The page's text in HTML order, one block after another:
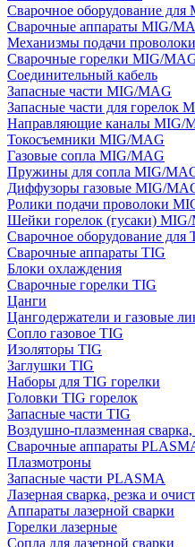
Сварочное оборудование для
Сварочные аппараты MIG/
Механизмы подачи
Сварочные горелки MIG/
Соединительный кабель
Запасные части MIG/MAG
Запасные части для горелок
Направляющие каналы MIG/
Токосъемники MIG/MAG
Газовые сопла MIG/MAG
Пружины для сопла MIG/
Диффузоры газовые MIG/
Ролики подачи проволоки
Шейки горелок (гусаки)
Сварочное оборудование для
Сварочные аппараты TIG
Блоки охлаждения
Сварочные горелки TIG
Цанги
Цангодержатели и газовые
Сопло газовое TIG
Изоляторы TIG
Заглушки TIG
Наборы для TIG горелки
Головки TIG горелок
Запасные части TIG
Воздушно-плазменная сварка,
Сварочные аппараты
Плазмотроны
Запасные части PLASMA
Лазерная сварка, резка и
Аппараты лазерной сварки
Горелки лазерные
Сопла для лазерной сварки